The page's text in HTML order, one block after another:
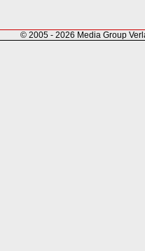
© 2005 - 2026 Media Group